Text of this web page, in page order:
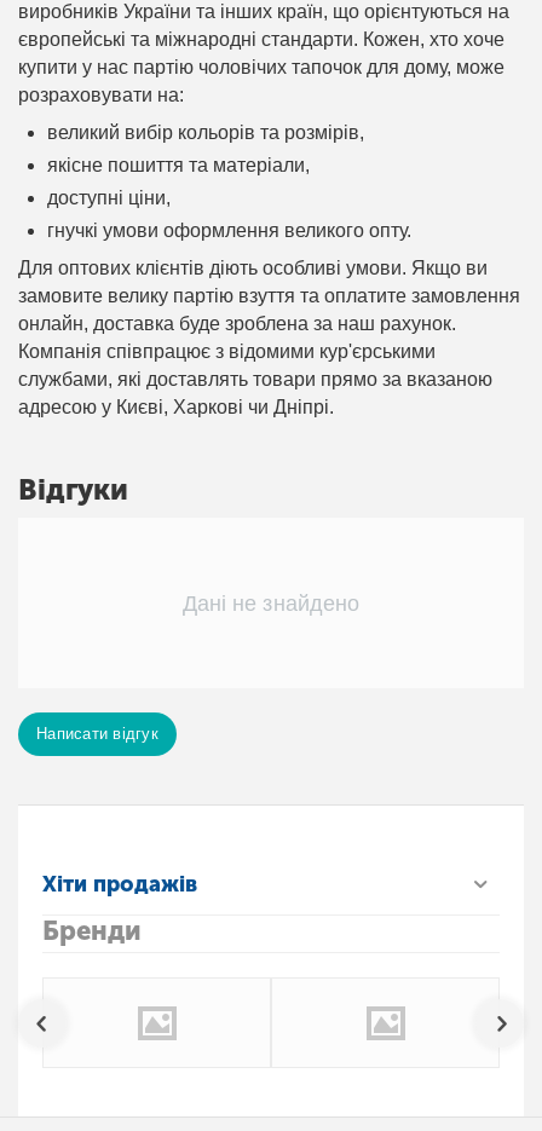
виробників України та інших країн, що орієнтуються на
європейські та міжнародні стандарти. Кожен, хто хоче
купити у нас партію чоловічих тапочок для дому, може
розраховувати на:
великий вибір кольорів та розмірів,
якісне пошиття та матеріали,
доступні ціни,
гнучкі умови оформлення великого опту.
Для оптових клієнтів діють особливі умови. Якщо ви
замовите велику партію взуття та оплатите замовлення
онлайн, доставка буде зроблена за наш рахунок.
Компанія співпрацює з відомими кур'єрськими
службами, які доставлять товари прямо за вказаною
адресою у Києві, Харкові чи Дніпрі.
Відгуки
Дані не знайдено
Написати відгук
Хіти продажів
Бренди